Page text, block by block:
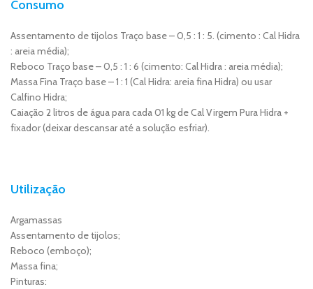
Consumo
Assentamento de tijolos Traço base – 0,5 : 1 : 5. (cimento : Cal Hidra
: areia média);
Reboco Traço base – 0,5 : 1 : 6 (cimento: Cal Hidra : areia média);
Massa Fina Traço base – 1 : 1 (Cal Hidra: areia fina Hidra) ou usar
Calfino Hidra;
Caiação 2 litros de água para cada 01 kg de Cal Virgem Pura Hidra +
fixador (deixar descansar até a solução esfriar).
Utilização
Argamassas
Assentamento de tijolos;
Reboco (emboço);
Massa fina;
Pinturas: